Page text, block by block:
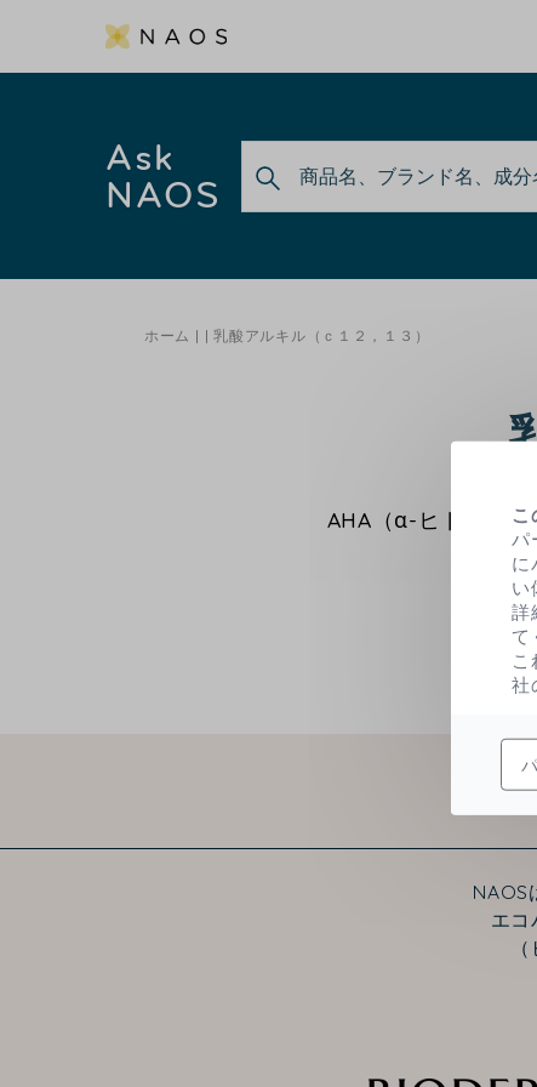
Ask
NAOS
ホーム 乳酸アルキル（ｃ１２，１３）
AHA（α-ヒドロキシ
NAOS
エ
こ
パ
に
い
詳
て
こ
社